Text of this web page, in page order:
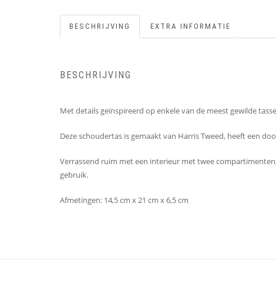
BESCHRIJVING EXTRA INFORMATIE
BESCHRIJVING
Met details geïnspireerd op enkele van de meest gewilde
Deze schoudertas is gemaakt van Harris Tweed, heeft een
Verrassend ruim met een interieur met twee
gebruik.
Afmetingen: 14,5 cm x 21 cm x 6,5 cm